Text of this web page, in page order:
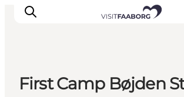
First Camp Bøjden